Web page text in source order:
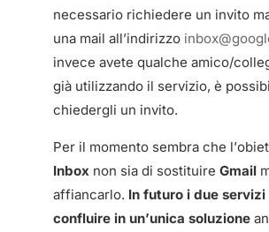
necessario richiedere un invito
una mail all’indirizzo
invece avete qualche amico/
già utilizzando il servizio, è
chiedergli un invito.
Per il momento sembra che
Inbox non sia di sostituire Gmail
affiancarlo. In futuro i due
confluire in un’unica soluzione